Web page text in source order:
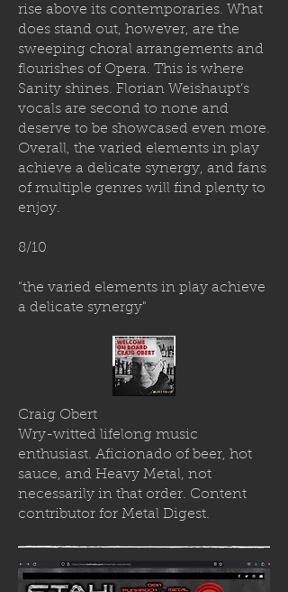
rise above its contemporaries. What
does stand out, however, are the
sweeping choral arrangements and
flourishes of Opera. This is where
Sanity shines. Florian Weishaupt’s
vocals are second to none and
deserve to be showcased even more.
Overall, the varied elements in play
achieve a delicate synergy, and fans
of multiple genres will find plenty to
enjoy.
8/10
"the varied elements in play achieve
a delicate synergy"
Craig Obert
Wry-witted lifelong music
enthusiast. Aficionado of beer, hot
sauce, and Heavy Metal, not
necessarily in that order. Content
contributor for Metal Digest.